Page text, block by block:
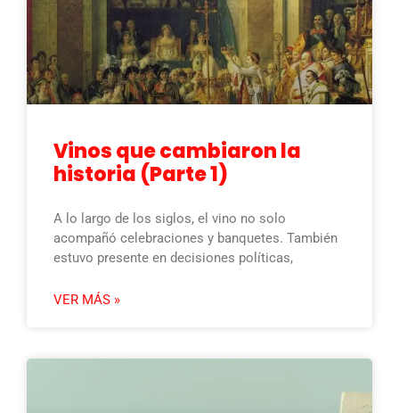
Vinos que cambiaron la
historia (Parte 1)
A lo largo de los siglos, el vino no solo
acompañó celebraciones y banquetes. También
estuvo presente en decisiones políticas,
VER MÁS »